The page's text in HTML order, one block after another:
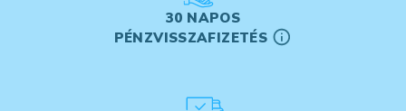
30 NAPOS
PÉNZVISSZAFIZETÉS